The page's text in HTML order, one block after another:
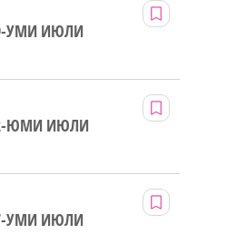
УМИ ИЮЛИ
ЮМИ ИЮЛИ
УМИ ИЮЛИ